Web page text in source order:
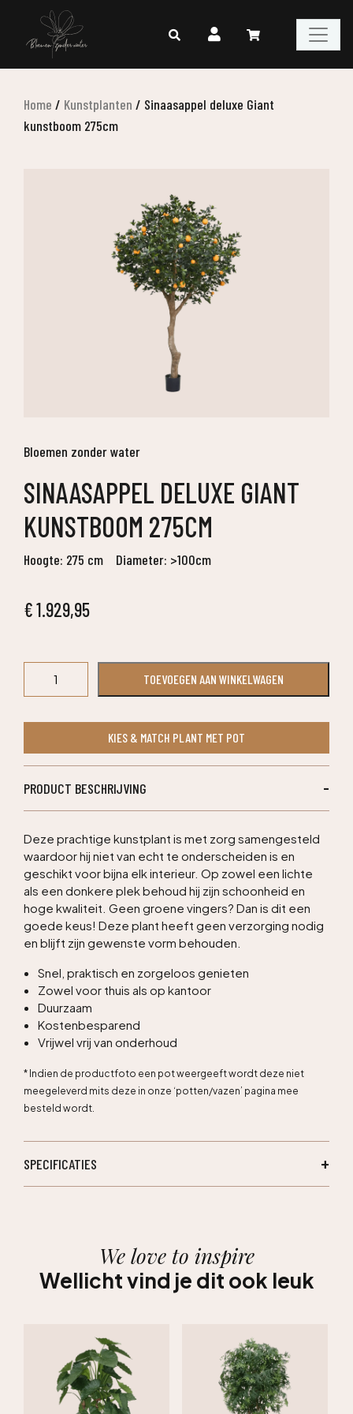
Home / Kunstplanten / Sinaasappel deluxe Giant
kunstboom 275cm
Bloemen zonder water
SINAASAPPEL DELUXE GIANT
KUNSTBOOM 275CM
Hoogte: 275 cm Diameter: >100cm
€1.929,95
deluxe
kunstboom
aantal
TOEVOEGEN AAN WINKELWAGEN
KIES & MATCH PLANT MET POT
PRODUCT BESCHRIJVING
Deze prachtige kunstplant is met zorg samengesteld
waardoor hij niet van echt te onderscheiden is en
geschikt voor bijna elk interieur. Op zowel een lichte
als een donkere plek behoud hij zijn schoonheid en
hoge kwaliteit. Geen groene vingers? Dan is dit een
goede keus! Deze plant heeft geen verzorging nodig
en blijft zijn gewenste vorm behouden.
Snel, praktisch en zorgeloos genieten
Zowel voor thuis als op kantoor
Duurzaam
Kostenbesparend
Vrijwel vrij van onderhoud
* Indien de productfoto een pot weergeeft wordt deze niet
meegeleverd mits deze in onze ‘potten/vazen’ pagina mee
besteld wordt.
SPECIFICATIES
We love to inspire
Wellicht vind je dit ook leuk